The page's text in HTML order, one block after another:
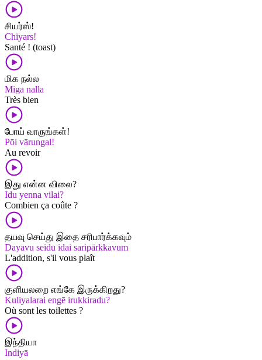
சியர்ஸ்!
Chiyars!
Santé ! (toast)
மிக நல்ல
Miga nalla
Très bien
போய் வாருங்கள்!
Pōi vārungal!
Au revoir
இது என்ன விலை?
Idu yenna vilai?
Combien ça coûte ?
தயவு செய்து இதை சரிபார்க்கவும்
Dayavu seidu idai saripārkkavum
L'addition, s'il vous plaît
குளியலறை எங்கே இருக்கிறது?
Kuliyalarai engē irukkiradu?
Où sont les toilettes ?
இந்தியா
Indiyā